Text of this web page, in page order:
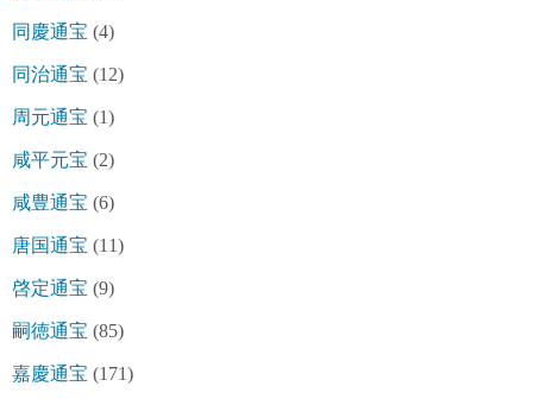
同慶通宝 (4)
同治通宝 (12)
周元通宝 (1)
咸平元宝 (2)
咸豊通宝 (6)
唐国通宝 (11)
啓定通宝 (9)
嗣徳通宝 (85)
嘉慶通宝 (171)